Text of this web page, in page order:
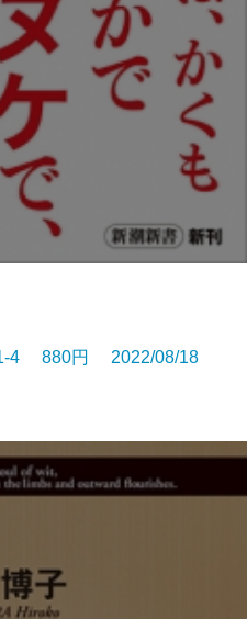
4 880円 2022/08/18